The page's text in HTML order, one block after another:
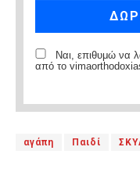
Ναι, επιθυμώ να
από το
αγάπη Παιδί